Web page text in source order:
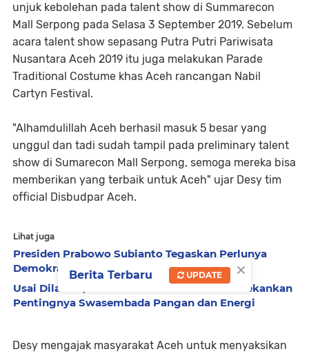
unjuk kebolehan pada talent show di Summarecon
Mall Serpong pada Selasa 3 September 2019. Sebelum
acara talent show sepasang Putra Putri Pariwisata
Nusantara Aceh 2019 itu juga melakukan Parade
Traditional Costume khas Aceh rancangan Nabil
Cartyn Festival.
"Alhamdulillah Aceh berhasil masuk 5 besar yang
unggul dan tadi sudah tampil pada preliminary talent
show di Sumarecon Mall Serpong, semoga mereka bisa
memberikan yang terbaik untuk Aceh" ujar Desy tim
official Disbudpar Aceh.
Lihat juga
Presiden Prabowo Subianto Tegaskan Perlunya
Demokrasi yang Khas Indonesia
Usai Dilantik, Presiden Prabowo Subianto Tekankan
Pentingnya Swasembada Pangan dan Energi
Desy mengajak masyarakat Aceh untuk menyaksikan
×
Berita Terbaru UPDATE